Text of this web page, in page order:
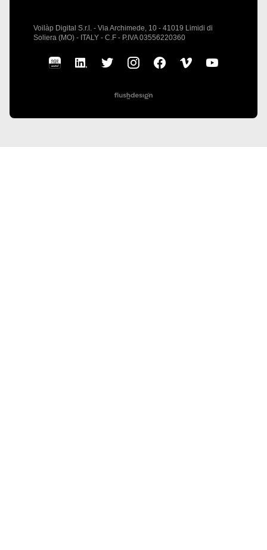
Voilàp Digital S.r.l. - Via Archimede, 10 - 41019 Limidi di
Soliera (MO) - ITALY - C.F - P.IVA 03556220360